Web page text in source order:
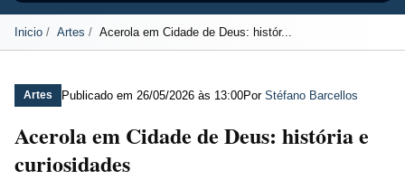
Inicio Artes Acerola em Cidade de Deus: histór...
Artes Publicado em 26/05/2026 às 13:00Por Stéfano Barcellos
Acerola em Cidade de Deus: história e
curiosidades